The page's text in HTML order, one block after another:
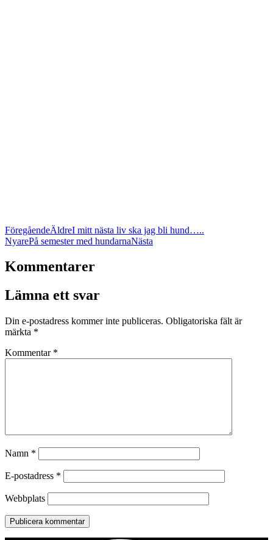
FöregåendeÄldreI mitt nästa liv ska jag bli hund…..
NyarePå semester med hundarnaNästa
Kommentarer
Lämna ett svar
Din e-postadress kommer inte publiceras. Obligatoriska fält är
märkta *
Kommentar *
Namn *
E-postadress *
Webbplats